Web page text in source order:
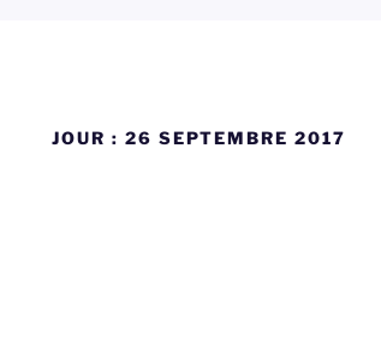
JOUR : 26 SEPTEMBRE 2017